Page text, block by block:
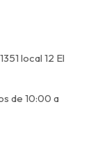
local 12 El
de 10:00 a